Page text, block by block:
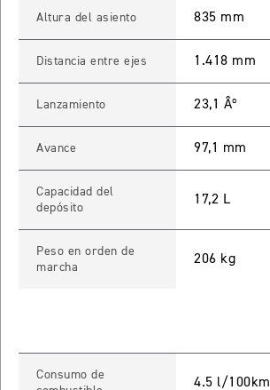
Precio desde $15.390.000
TIGER 900 GT PRO
NEWTIGER 900 ALPINE EDITION
Altura del asiento 835 mm
Distancia entre ejes 1.418 mm
Lanzamiento 23,1 Âº
Avance 97,1 mm
Capacidad del
depósito
17,2 L
Peso en orden de
marcha
206 kg
Consumo de
4.5 l/100km